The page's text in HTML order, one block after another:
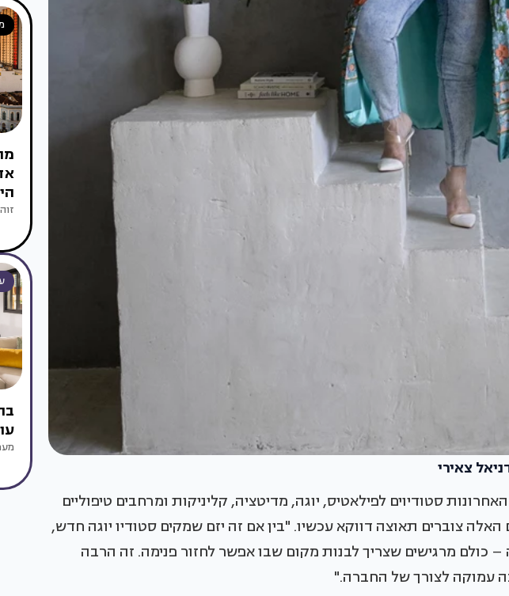
צאירי
סטודיוים לפילאטיס, יוגה, מדיטציה, קליניקות ומרחבים טיפוליים
האלה צוברים תאוצה דווקא עכשיו. "בין אם זה יזם שמקים סטודיו יוגה חדש,
כולם מרגישים שצריך לבנות מקום שבו אפשר לחזור פנימה. זה הרבה
עמוקה לצורך של החברה."